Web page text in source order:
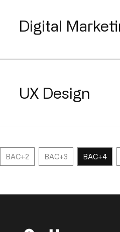
Digital
UX Design
BAC+2 BAC+3 BAC+4